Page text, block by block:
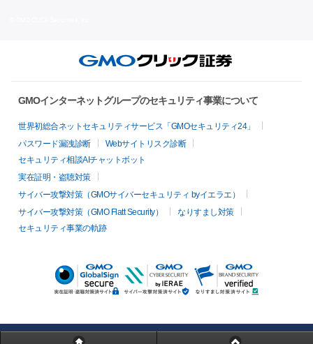
GMOインターネットグループのセキュリティ事業について
世界初総合ネットセキュリティサービス「GMOセキュリティ24」
パスワード漏洩診断
Webサイトリスク診断
セキュリティ相談AIチャットボット
実在証明・盗聴対策
サイバー攻撃対策（GMOサイバーセキュリティ byイエラエ）
サイバー攻撃対策（GMO Flatt Security）
なりすまし対策
セキュリティ事業の軌跡